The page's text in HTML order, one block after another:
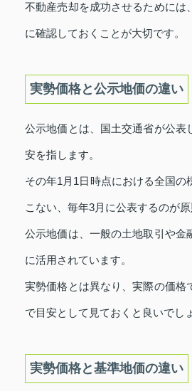
不動産売却を成功させるためには
に確認しておくことが大切です。
実勢価格と公示地価の違い
公示地価とは、国土交通省が公表
安を指します。
その年1月1日時点における全国の
こない、毎年3月に公表するのが原
公示地価は、一般の土地取引や金
に活用されています。
実勢価格とは異なり、実際の価格
で目安として見ておくと良いでし
実勢価格と基準地価の違い